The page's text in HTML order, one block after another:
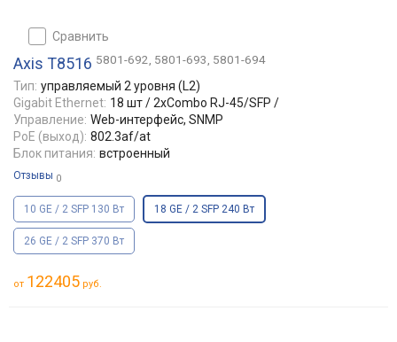
сравнить
Axis T8516 5801-692, 5801-693, 5801-694
Тип: управляемый 2 уровня (L2)
Gigabit Ethernet: 18 шт / 2xCombo RJ-45/SFP /
Управление: Web-интерфейс, SNMP
PoE (выход): 802.3af/at
Блок питания: встроенный
Отзывы 0
10 GE / 2 SFP 130 Вт 18 GE / 2 SFP 240 Вт
26 GE / 2 SFP 370 Вт
от 122405 руб.